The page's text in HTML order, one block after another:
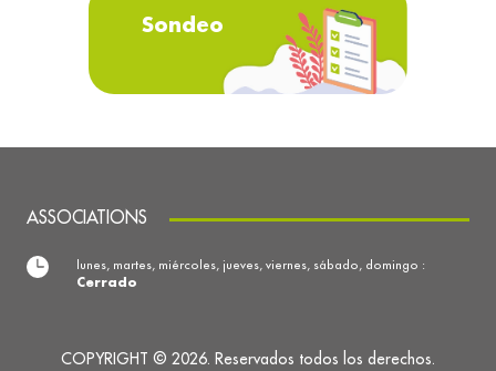
Sondeo
ASSOCIATIONS
lunes, martes, miércoles, jueves, viernes, sábado, domingo :
Cerrado
COPYRIGHT © 2026. Reservados todos los derechos.